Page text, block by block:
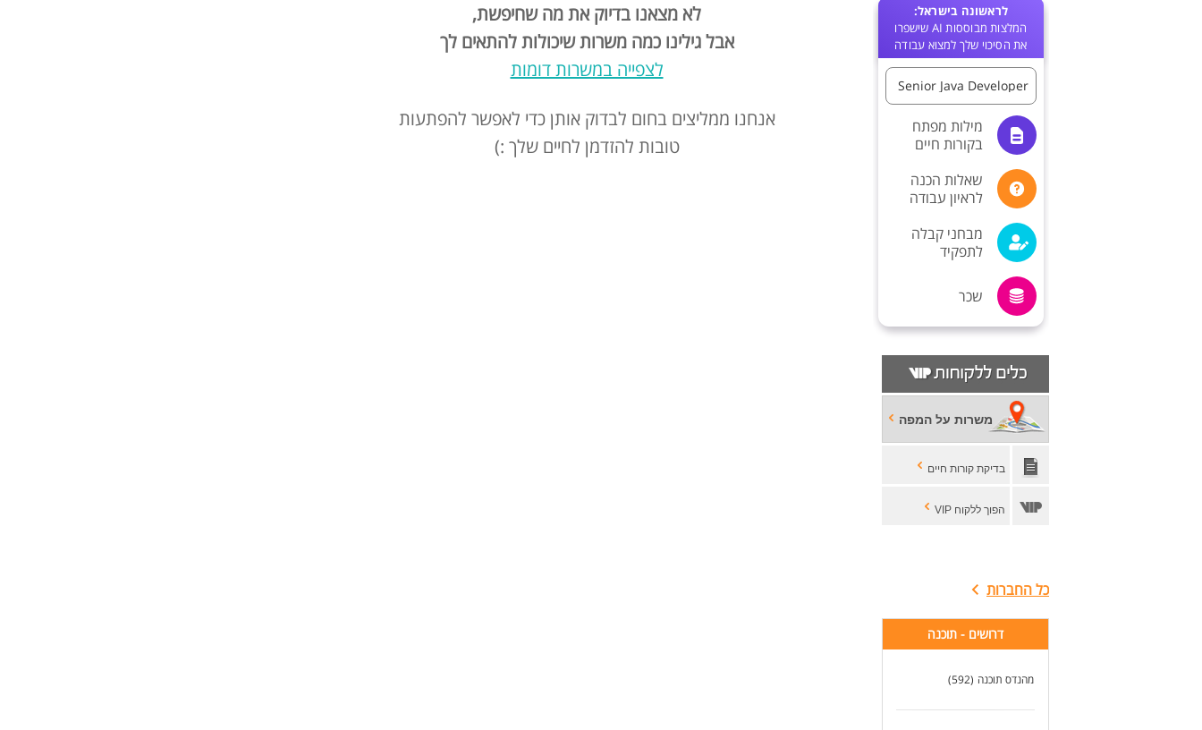
לראשונה בישראל:
המלצות מבוססות AI שישפרו
את הסיכוי שלך למצוא עבודה
Senior Java Developer
מילות מפתח
בקורות חיים
שאלות הכנה
לראיון עבודה
מבחני קבלה
לתפקיד
שכר
משרות על המפה
בדיקת קורות חיים
הפוך ללקוח VIP
כל החברות
דרושים - תוכנה
מהנדס תוכנה (592)
לא מצאנו בדיוק את מה שחיפשת,
אבל גילינו כמה משרות שיכולות להתאים לך
לצפייה במשרות דומות
אנחנו ממליצים בחום לבדוק אותן כדי לאפשר להפתעות
טובות להזדמן לחיים שלך :)